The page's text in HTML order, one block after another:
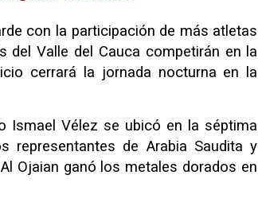
con la participación de más atletas
del Valle del Cauca competirán en la
cerrará la jornada nocturna en la
Ismael Vélez se ubicó en la séptima
representantes de Arabia Saudita y
Ojaian ganó los metales dorados en